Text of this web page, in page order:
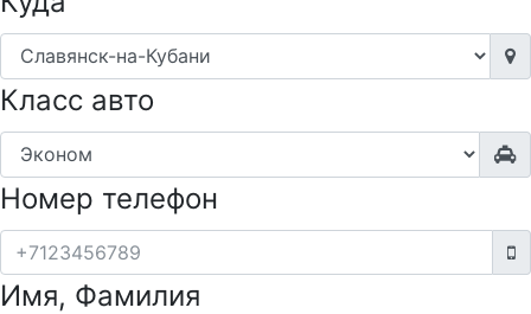
Класс авто
Номер телефон
Имя, Фамилия